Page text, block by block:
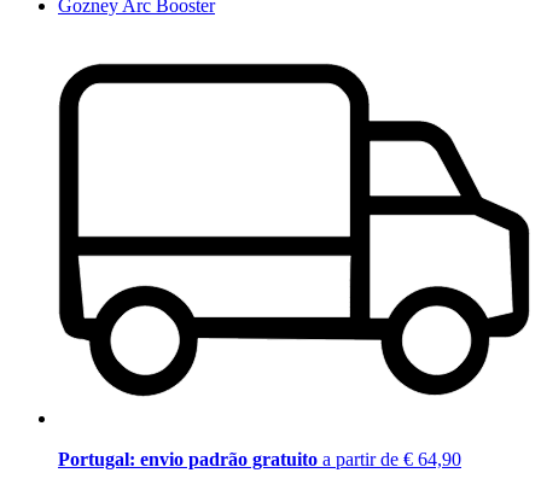
Gozney Arc Booster
Portugal: envio padrão gratuito a partir de € 64,90